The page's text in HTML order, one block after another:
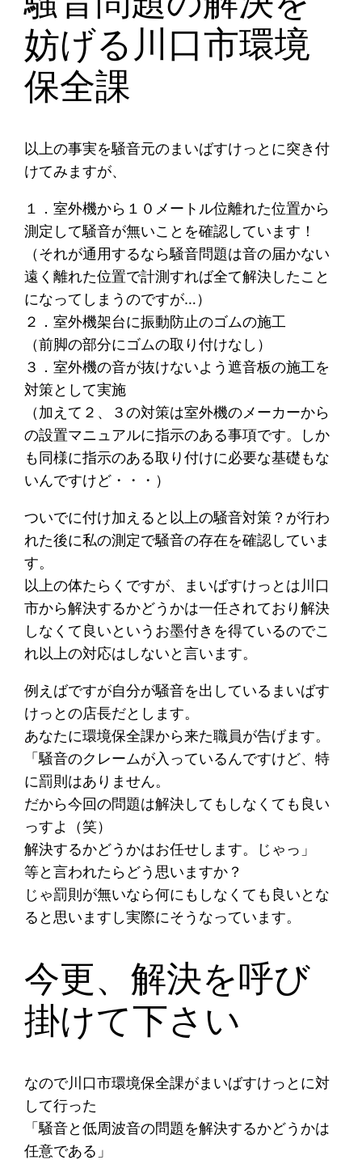
妨げる川口市環境
保全課
以上の事実を騒音元のまいばすけっとに突き付
けてみますが、
１．室外機から１０メートル位離れた位置から
測定して騒音が無いことを確認しています！
（それが通用するなら騒音問題は音の届かない
遠く離れた位置で計測すれば全て解決したこと
になってしまうのですが…）
２．室外機架台に振動防止のゴムの施工
（前脚の部分にゴムの取り付けなし）
３．室外機の音が抜けないよう遮音板の施工を
対策として実施
（加えて２、３の対策は室外機のメーカーから
の設置マニュアルに指示のある事項です。しか
も同様に指示のある取り付けに必要な基礎もな
いんですけど・・・）
ついでに付け加えると以上の騒音対策？が行わ
れた後に私の測定で騒音の存在を確認していま
す。
以上の体たらくですが、まいばすけっとは川口
市から解決するかどうかは一任されており解決
しなくて良いというお墨付きを得ているのでこ
れ以上の対応はしないと言います。
例えばですが自分が騒音を出しているまいばす
けっとの店長だとします。
あなたに環境保全課から来た職員が告げます。
「騒音のクレームが入っているんですけど、特
に罰則はありません。
だから今回の問題は解決してもしなくても良い
っすよ（笑）
解決するかどうかはお任せします。じゃっ」
等と言われたらどう思いますか？
じゃ罰則が無いなら何にもしなくても良いとな
ると思いますし実際にそうなっています。
今更、解決を呼び
掛けて下さい
なので川口市環境保全課がまいばすけっとに対
して行った
「騒音と低周波音の問題を解決するかどうかは
任意である」